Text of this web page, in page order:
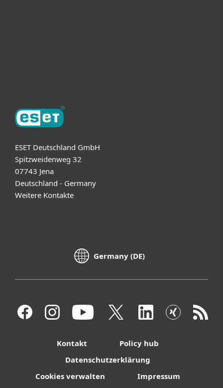
ESET Deutschland GmbH
Spitzweidenweg 32
07743 Jena
Deutschland - Germany
Weitere Kontakte
Germany (DE)
Kontakt
Policy hub
Datenschutzerklärung
Cookies verwalten
Impressum